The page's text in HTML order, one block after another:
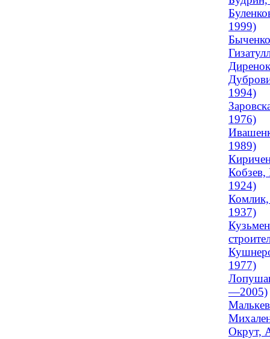
1999)
1994)
1976)
1989)
Кобзев,
1924)
Комлик,
1937)
1977)
—2005)
Окрут,